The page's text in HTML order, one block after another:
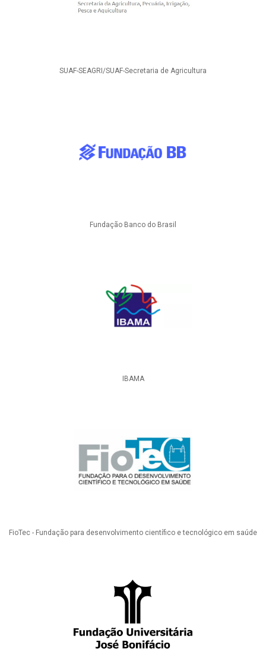
SUAF-SEAGRI/SUAF-Secretaria de Agricultura
Fundação Banco do Brasil
IBAMA
FioTec - Fundação para desenvolvimento científico e tecnológico em saúde